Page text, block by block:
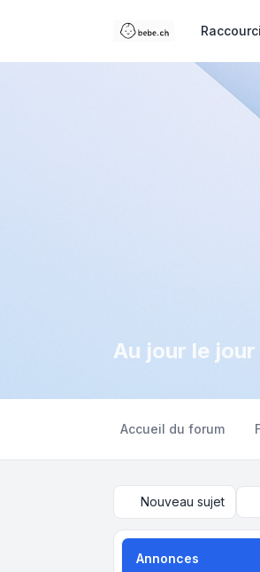
Au jour le jour
Accueil du forum
Nouveau sujet
Annonces